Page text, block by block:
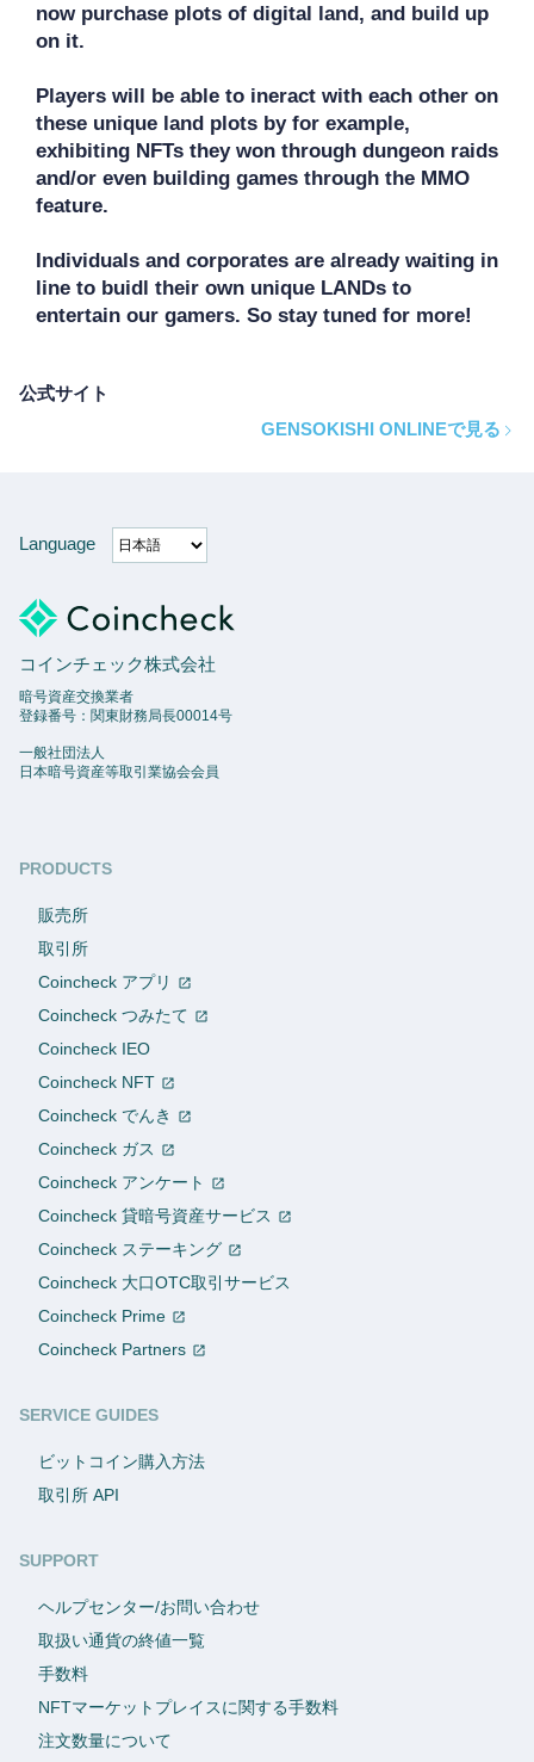
now purchase plots of digital land, and build up
on it.
Players will be able to ineract with each other on
these unique land plots by for example,
exhibiting NFTs they won through dungeon raids
and/or even building games through the MMO
feature.
Individuals and corporates are already waiting in
line to buidl their own unique LANDs to
entertain our gamers. So stay tuned for more!
公式サイト
GENSOKISHI ONLINEで見る
Language
コインチェック株式会社
暗号資産交換業者
登録番号：関東財務局長00014号
一般社団法人
日本暗号資産等取引業協会会員
PRODUCTS
販売所
取引所
Coincheck アプリ
Coincheck つみたて
Coincheck IEO
Coincheck NFT
Coincheck でんき
Coincheck ガス
Coincheck アンケート
Coincheck 貸暗号資産サービス
Coincheck ステーキング
Coincheck 大口OTC取引サービス
Coincheck Prime
Coincheck Partners
SERVICE GUIDES
ビットコイン購入方法
取引所 API
SUPPORT
ヘルプセンター/お問い合わせ
取扱い通貨の終値一覧
手数料
NFTマーケットプレイスに関する手数料
注文数量について